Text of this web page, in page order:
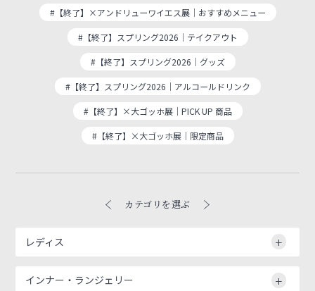
#【終了】×アンドリューワイエス展｜おすすめメニュー
#【終了】スプリング2026｜テイクアウト
#【終了】スプリング2026｜グッズ
#【終了】スプリング2026｜アルコールドリンク
#【終了】×大ゴッホ展｜PICK UP 商品
#【終了】×大ゴッホ展｜限定商品
カテゴリを選ぶ
レディス
インナー・ランジェリー